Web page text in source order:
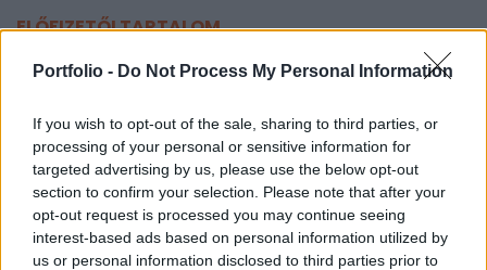
Portfolio - Do Not Process My Personal Information
If you wish to opt-out of the sale, sharing to third parties, or
processing of your personal or sensitive information for
targeted advertising by us, please use the below opt-out
section to confirm your selection. Please note that after your
opt-out request is processed you may continue seeing
interest-based ads based on personal information utilized by
us or personal information disclosed to third parties prior to
ELŐFIZETŐI TARTALOM
Váratlan csökkenés a német
rendelésállományban, romló
kilátások
Portfolio
2001. szeptember 06. 17:25